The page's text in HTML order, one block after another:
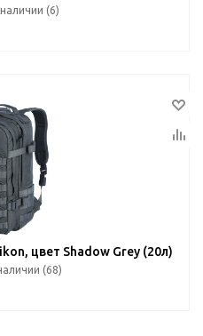
(6)
цвет Shadow Grey (20л)
(68)